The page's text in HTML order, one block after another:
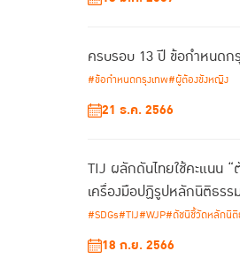
ครบรอบ 13 ปี ข้อกำหนดก
#ข้อกำหนดกรุงเทพ#ผู้ต้องขังหญิง
21 ธ.ค. 2566
TIJ ผลักดันไทยใช้คะแนน
เครื่องมือปฏิรูปหลักนิติธรร
#SDGs#TIJ#WJP#ดัชนีชี้วัดหลักนิติ
18 ก.ย. 2566